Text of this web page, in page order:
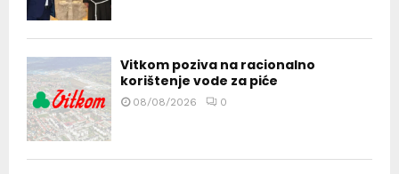
Vitkom poziva na racionalno
korištenje vode za piće
08/08/2026 0